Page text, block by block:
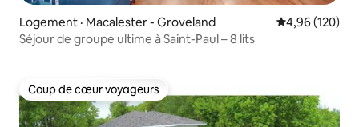
Logement · Macalester - Groveland Note
4,96 (120)
Séjour de groupe ultime à Saint-Paul – 8 lits
Coup de cœur voyageurs
Coup de cœur voyageurs